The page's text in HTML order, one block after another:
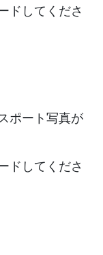
ドしてくださ
ポート写真が
ドしてくださ